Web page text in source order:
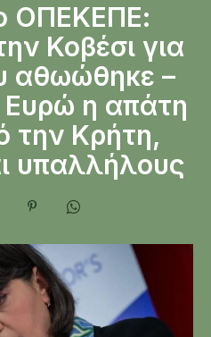
ΟΠΕΚΕΠΕ:
Κοβέσι για
αθωώθηκε –
Ευρώ η απάτη
την Κρήτη,
υπαλλήλους